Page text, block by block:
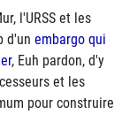
l'URSS et les
d'un embargo qui
, Euh pardon, d'y
et les
pour construire